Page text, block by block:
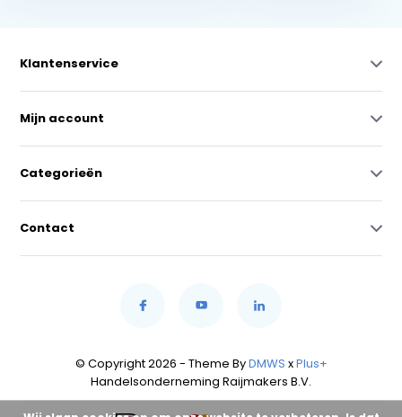
Klantenservice
Mijn account
Categorieën
Contact
© Copyright 2026 - Theme ByDMWS xPlus+
Handelsonderneming Raijmakers B.V.